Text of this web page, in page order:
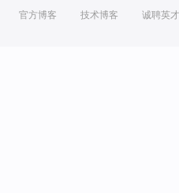
官方博客 技术博客 诚聘英才